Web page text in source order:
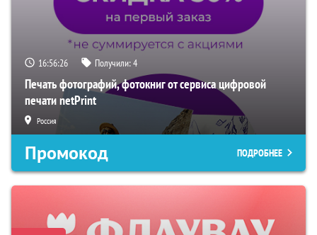
16:56:25 Получили:4
Печать фотографий, фотокниг от сервиса цифровой
печати netPrint
Россия
Промокод ПОДРОБНЕЕ